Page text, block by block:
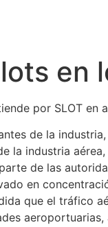
en
por SLOT en
de la
la industria
de las
en
que el tráfico